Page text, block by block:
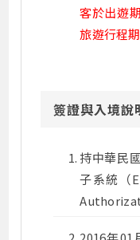
客於出遊
旅遊行程
簽證與入境說
持中華民
子系統（